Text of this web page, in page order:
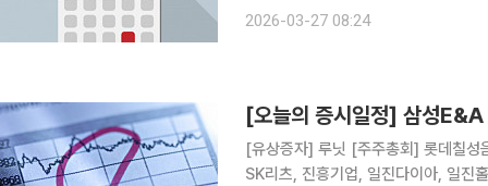
에이텀, 제이티, 유니온바이오메트릭
2026-03-27 08:24
[오늘의 증시일정] 삼성E&A
[유상증자] 루닛 [주주총회] 롯데칠성음료, 한화오션, 호텔신라, 신한서부티엔디리츠, GS리테일,
SK리츠, 진흥기업, 일진다이아, 일진